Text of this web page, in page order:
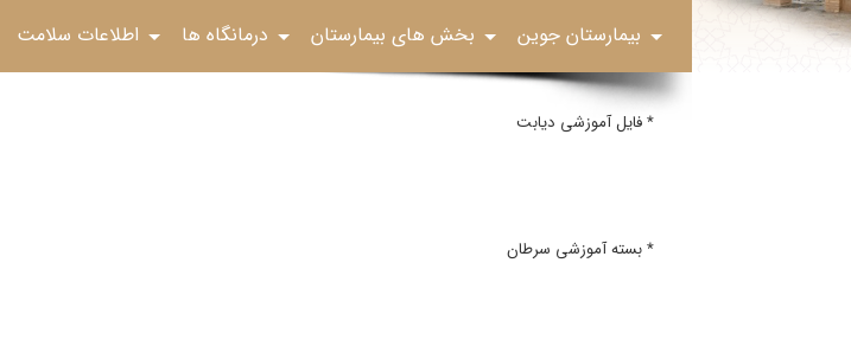
بیمارستان جوین بخش های بیمارستان درمانگاه ها اطلاعات سلامت
* فایل آموزشی دیابت
* بسته آموزشی سرطان